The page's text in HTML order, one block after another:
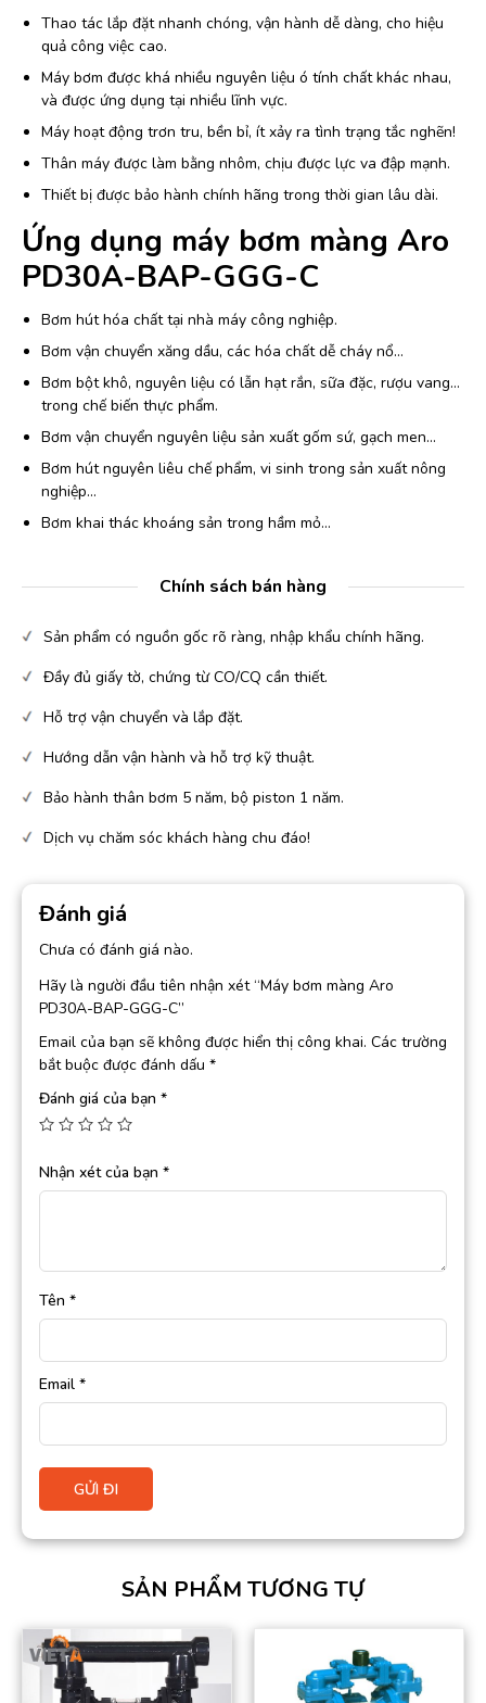
Thao tác lắp đặt nhanh chóng, vận hành dễ dàng, cho hiệu
quả công việc cao.
Máy bơm được khá nhiều nguyên liệu ó tính chất khác nhau,
và được ứng dụng tại nhiều lĩnh vực.
Máy hoạt động trơn tru, bền bỉ, ít xảy ra tình trạng tắc nghẽn!
Thân máy được làm bằng nhôm, chịu được lực va đập mạnh.
Thiết bị được bảo hành chính hãng trong thời gian lâu dài.
Ứng dụng máy bơm màng Aro
PD30A-BAP-GGG-C
Bơm hút hóa chất tại nhà máy công nghiệp.
Bơm vận chuyển xăng dầu, các hóa chất dễ cháy nổ…
Bơm bột khô, nguyên liệu có lẫn hạt rắn, sữa đặc, rượu vang…
trong chế biến thực phẩm.
Bơm vận chuyển nguyên liệu sản xuất gốm sứ, gạch men…
Bơm hút nguyên liêu chế phẩm, vi sinh trong sản xuất nông
nghiệp…
Bơm khai thác khoáng sản trong hầm mỏ…
Chính sách bán hàng
Sản phẩm có nguồn gốc rõ ràng, nhập khẩu chính hãng.
Đầy đủ giấy tờ, chứng từ CO/CQ cần thiết.
Hỗ trợ vận chuyển và lắp đặt.
Hướng dẫn vận hành và hỗ trợ kỹ thuật.
Bảo hành thân bơm 5 năm, bộ piston 1 năm.
Dịch vụ chăm sóc khách hàng chu đáo!
Đánh giá
Chưa có đánh giá nào.
Hãy là người đầu tiên nhận xét “Máy bơm màng Aro
PD30A-BAP-GGG-C”
Email của bạn sẽ không được hiển thị công khai. Các trường
bắt buộc được đánh dấu *
Đánh giá của bạn *
Nhận xét của bạn *
Tên *
Email *
SẢN PHẨM TƯƠNG TỰ